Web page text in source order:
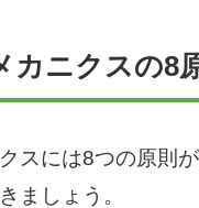
カニクスの8
スには8つの原則
ましょう。